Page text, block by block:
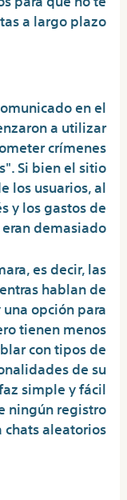
a largo plazo.
en el
a utilizar
crímenes
Si bien el sitio
los usuarios, al
y los gastos de
demasiado.
es decir, las
hablan de
opción para
tienen menos
con tipos de
de su
simple y fácil
ningún registro
aleatorios.